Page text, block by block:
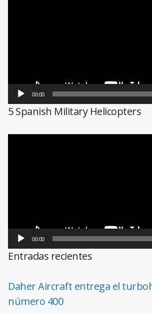
00:00
5 Spanish Military Helicopters
00:00
Entradas recientes
Daher Aircraft entrega el
número 400